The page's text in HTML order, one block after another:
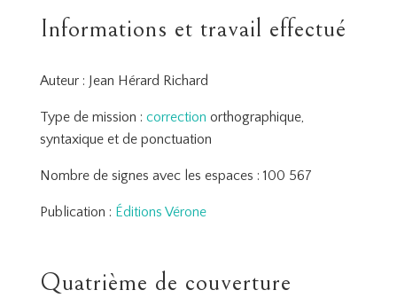
Informations et travail effectué
Auteur : Jean Hérard Richard
Type de mission : correction orthographique,
syntaxique et de ponctuation
Nombre de signes avec les espaces : 100 567
Publication : Éditions Vérone
Quatrième de couverture